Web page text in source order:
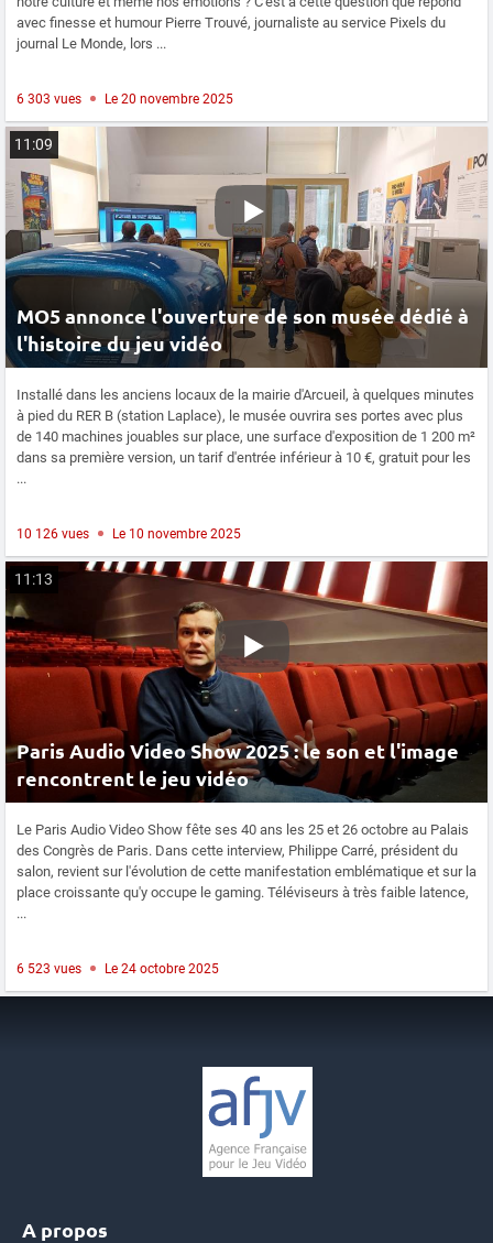
avec finesse et humour Pierre Trouvé, journaliste au service Pixels du
journal Le Monde, lors ...
6 303 vues Le 20 novembre 2025
MO5 annonce l'ouverture de son musée dédié à
l'histoire du jeu vidéo
11:09
Installé dans les anciens locaux de la mairie d'Arcueil, à quelques minutes
à pied du RER B (station Laplace), le musée ouvrira ses portes avec plus
de 140 machines jouables sur place, une surface d'exposition de 1 200 m²
dans sa première version, un tarif d'entrée inférieur à 10 €, gratuit pour les
...
10 126 vues Le 10 novembre 2025
Paris Audio Video Show 2025 : le son et l'image
rencontrent le jeu vidéo
11:13
Le Paris Audio Video Show fête ses 40 ans les 25 et 26 octobre au Palais
des Congrès de Paris. Dans cette interview, Philippe Carré, président du
salon, revient sur l'évolution de cette manifestation emblématique et sur la
place croissante qu'y occupe le gaming. Téléviseurs à très faible latence,
...
6 523 vues Le 24 octobre 2025
A propos